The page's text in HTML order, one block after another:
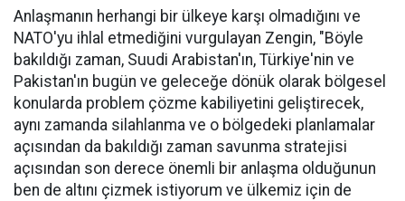
Anlaşmanın herhangi bir ülkeye karşı olmadığını ve
NATO'yu ihlal etmediğini vurgulayan Zengin, "Böyle
bakıldığı zaman, Suudi Arabistan'ın, Türkiye'nin ve
Pakistan'ın bugün ve geleceğe dönük olarak bölgesel
konularda problem çözme kabiliyetini geliştirecek,
aynı zamanda silahlanma ve o bölgedeki planlamalar
açısından da bakıldığı zaman savunma stratejisi
açısından son derece önemli bir anlaşma olduğunun
ben de altını çizmek istiyorum ve ülkemiz için de